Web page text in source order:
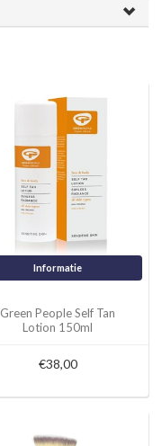
Informatie
Green People Self Tan
Lotion 150ml
€38,00